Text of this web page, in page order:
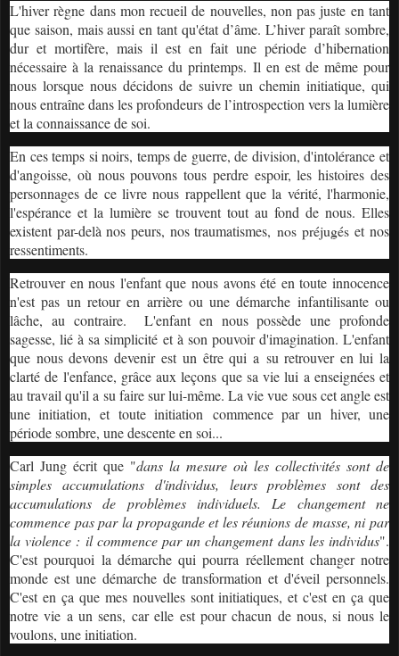
L'hiver règne dans mon recueil de nouvelles, non pas juste en tant
que saison, mais aussi en tant qu'état d’âme. L’hiver paraît sombre,
dur et mortifère, mais il est en fait une période d’hibernation
nécessaire à la renaissance du printemps. Il en est de même pour
nous lorsque nous décidons de suivre un chemin initiatique, qui
nous entraîne dans les profondeurs de l’introspection vers la lumière
et la connaissance de soi.
En ces temps si noirs, temps de guerre, de division, d'intolérance et
d'angoisse, où nous pouvons tous perdre espoir, les histoires des
personnages de ce livre nous rappellent que la vérité, l'harmonie,
l'espérance et la lumière se trouvent tout au fond de nous. Elles
existent par-delà nos peurs, nos traumatismes, nos préjugéset nos
ressentiments.
Retrouver en nous l'enfant que nous avons été en toute innocence
n'est pas un retour en arrière ou une démarche infantilisante ou
lâche, au contraire. L'enfant en nous possède une profonde
sagesse, lié à sa simplicité et à son pouvoir d'imagination. L'enfant
que nous devons devenirest un être qui a su retrouver en lui la
clarté de l'enfance, grâce aux leçons que sa vie lui a enseignées et
au travail qu'il a su faire sur lui-même. La vie vue sous cet angle est
une initiation, et toute initiation commence par un hiver, une
période sombre, une descente en soi...
Carl Jung écrit que "dans la mesure où les collectivités sont de
simples accumulations d'individus, leurs problèmes sont des
accumulations de problèmes individuels. Le changement ne
commence pas par la propagande et les réunions de masse, ni par
la violence : il commence par un changement dans les individus".
C'est pourquoi la démarche qui pourra réellement changer notre
monde est une démarche de transformation et d'éveil personnels.
C'est en ça que mes nouvelles sont initiatiques, et c'est en ça que
notre vie a un sens, car elle est pour chacun de nous, si nous le
voulons, une initiation.